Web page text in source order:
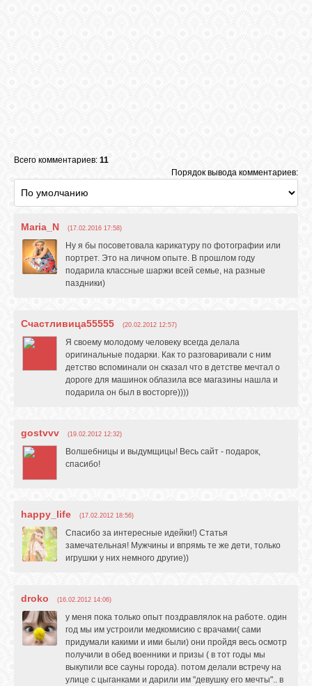
Всего комментариев: 11
Порядок вывода комментариев:
Maria_N (17.02.2016 17:58)
Ну я бы посоветовала карикатуру по фотографии или
портрет. Это на личном опыте. В прошлом году
подарила классные шаржи всей семье, на разные
паздники)
Счастливица55555 (20.02.2012 12:57)
Я своему молодому человеку всегда делала
оригинальные подарки. Как то разговаривали с ним
детство вспоминали он сказал что в детстве мечтал о
дороге для машинок облазила все магазины нашла и
подарила он был в восторге))))
gostvvv (19.02.2012 12:32)
Волшебницы и выдумщицы! Весь сайт - подарок,
спасибо!
happy_life (17.02.2012 18:56)
Спасибо за интересные идейки!) Статья
замечательная! Мужчины и впрямь те же дети, только
игрушки у них немного другие))
droko (16.02.2012 14:06)
у меня пока только опыт поздравлялок на работе. один
год мы им устроили медкомисию с врачами( сами
придумали какими и ими были) они пройдя весь осмотр
получили в обед военники и призы ( в тот годы мы
выкупили все сауны города). потом делали встречу на
улице с цыганками и дарили им "девушку его мечты".. в